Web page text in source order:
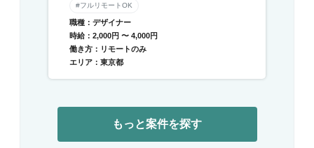
#フルリモートOK
職種：デザイナー
時給：2,000円 〜 4,000円
働き方：リモートのみ
エリア：東京都
もっと案件を探す